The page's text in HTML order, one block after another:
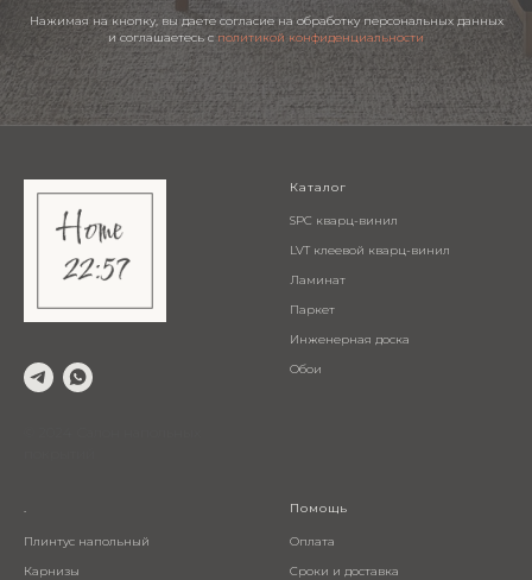
Нажимая на кнопку, вы даете согласие на обработку персональных данных
и соглашаетесь c политикой конфиденциальности
Каталог
SPC кварц-винил
LVT клеевой кварц-винил
Ламинат
Паркет
Инженерная доска
Обои
.
Плинтус напольный
Карнизы
Помощь
Оплата
Сроки и доставка